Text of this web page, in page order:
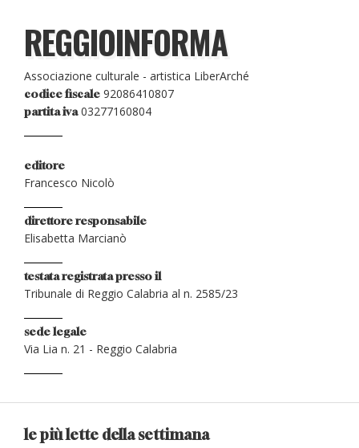
REGGIOINFORMA
Associazione culturale - artistica LiberArché
codice fiscale 92086410807
partita iva03277160804
editore
Francesco Nicolò
direttore responsabile
Elisabetta Marcianò
testata registrata presso il
Tribunale di Reggio Calabria al n. 2585/23
sede legale
Via Lia n. 21 - Reggio Calabria
le più lette della settimana